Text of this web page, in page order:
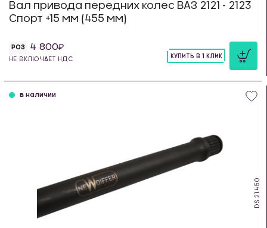
Вал привода передних колес ВАЗ 2121 - 2123
Спорт +15 мм (455 мм)
РОЗ 4 800
НЕ ВКЛЮЧАЕТ НДС
КУПИТЬ В 1 КЛИК
DS.21.450
в наличии